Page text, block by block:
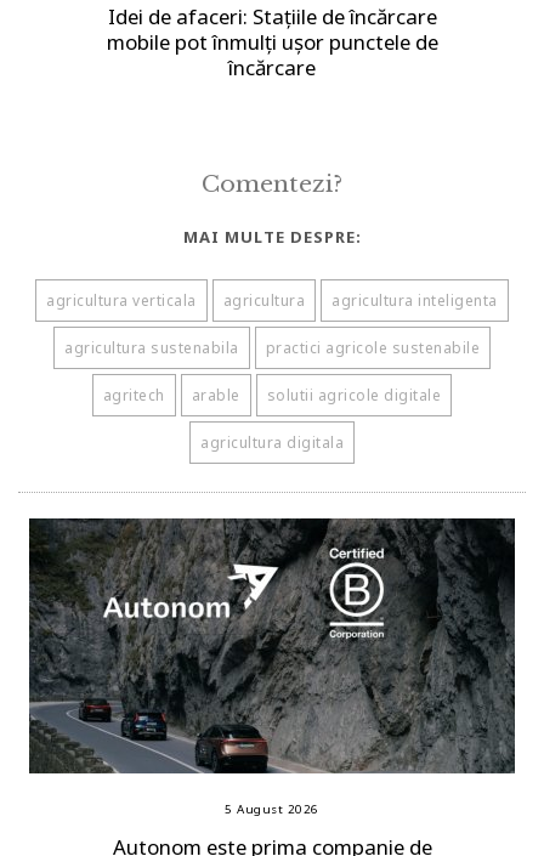
Idei de afaceri: Stațiile de încărcare
mobile pot înmulți ușor punctele de
încărcare
Comentezi?
MAI MULTE DESPRE:
agricultura verticala agricultura agricultura inteligenta
agricultura sustenabila practici agricole sustenabile
agritech arable solutii agricole digitale
agricultura digitala
5 August 2026
Autonom este prima companie de